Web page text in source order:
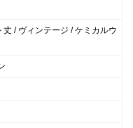
/ ヴィンテージ / ケミカルウ